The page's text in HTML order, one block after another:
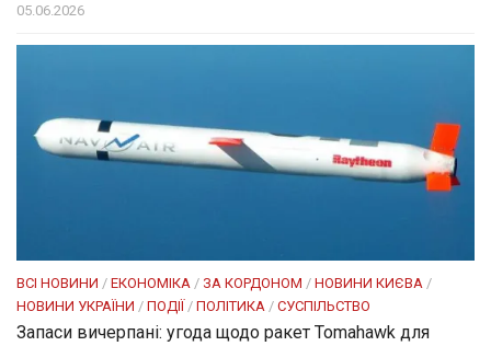
05.06.2026
ВСІ НОВИНИ / ЕКОНОМІКА / ЗА КОРДОНОМ / НОВИНИ КИЄВА /
НОВИНИ УКРАЇНИ / ПОДІЇ/ ПОЛІТИКА / СУСПІЛЬСТВО
Запаси вичерпані: угода щодо ракет Tomahawk для